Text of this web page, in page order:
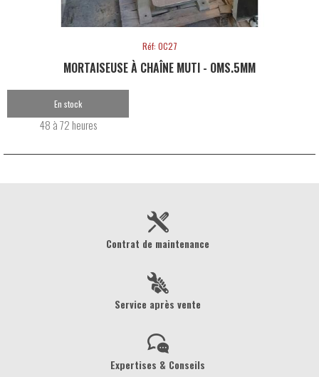
Réf: OC27
MORTAISEUSE À CHAÎNE MUTI - OMS.5MM
En stock
48 à 72 heures
Contrat de maintenance
Service après vente
Expertises & Conseils